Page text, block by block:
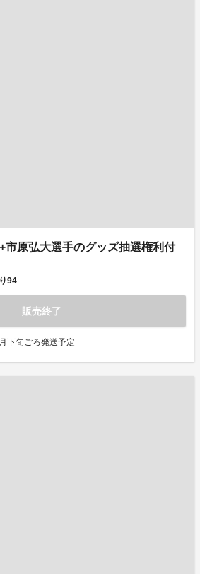
市原弘大選手のグッズ抽選権利付
94
販売終了
下旬ごろ発送予定